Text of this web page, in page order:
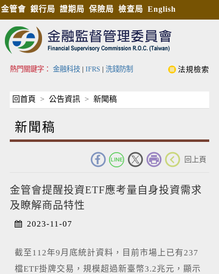
金管會 銀行局 證期局 保險局 檢查局 English
熱門關鍵字： 金融科技 | IFRS | 洗錢防制 法規檢索
回首頁 公告資訊 新聞稿
新聞稿
回上頁
金管會提醒投資ETF應考量自身投資需求
及瞭解商品特性
2023-11-07
截至112年9月底統計資料，目前市場上已有237
檔ETF掛牌交易，規模超過新臺幣3.2兆元，顯示